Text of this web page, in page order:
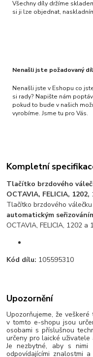
Všechny díly držíme
si ji lze objednat,
Nenašli jste požadovaný
Nenašli jste v Eshopu co
si rady? Napište nám
pokud to bude v našich
vyrobíme. Jsme tu pro Vás.
Kompletní
Tlačítko brzdového
OCTAVIA, FELICIA, 1202,
Tlačítko brzdového válečku
automatickým
OCTAVIA, FELICIA, 1202 a
Kód dílu: 105595310
Upozornění
Upozorňujeme, že
v tomto e-shopu jsou
osobami s příslušnou
určeny pro laické
Je nezbytné, aby s nimi
odpovídajícími znalostmi